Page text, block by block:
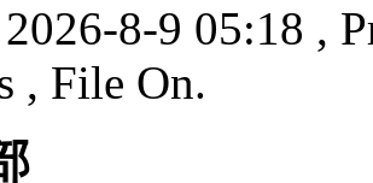
8-9 05:18 ,
, File On.